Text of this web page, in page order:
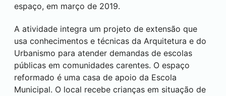
espaço, em março de 2019.
A atividade integra um projeto de extensão que
usa conhecimentos e técnicas da Arquitetura e do
Urbanismo para atender demandas de escolas
públicas em comunidades carentes. O espaço
reformado é uma casa de apoio da Escola
Municipal. O local recebe crianças em situação de